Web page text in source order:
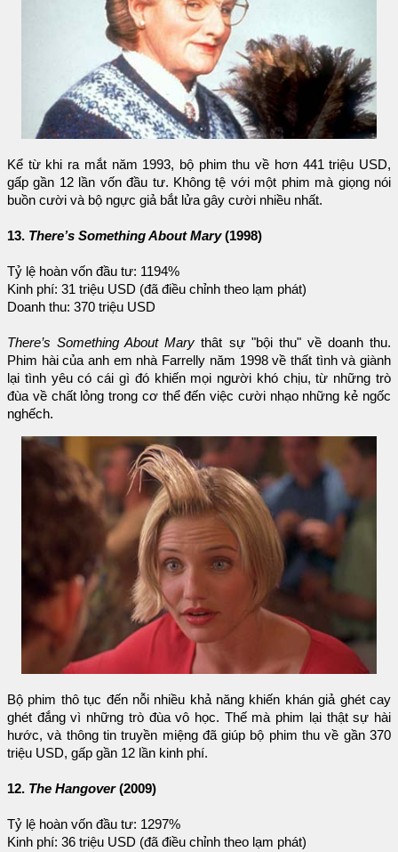
Kể từ khi ra mắt năm 1993, bộ phim thu về hơn 441 triệu USD,
gấp gần 12 lần vốn đầu tư. Không tệ với một phim mà giọng nói
buồn cười và bộ ngực giả bắt lửa gây cười nhiều nhất.
13. There’s Something About Mary(1998)
Tỷ lệ hoàn vốn đầu tư: 1194%
Kinh phí: 31 triệu USD (đã điều chỉnh theo lạm phát)
Doanh thu: 370 triệu USD
There’s Something About Mary thât sự "bội thu" về doanh thu.
Phim hài của anh em nhà Farrelly năm 1998 về thất tình và giành
lại tình yêu có cái gì đó khiến mọi người khó chịu, từ những trò
đùa về chất lỏng trong cơ thể đến việc cười nhạo những kẻ ngốc
nghếch.
Bộ phim thô tục đến nỗi nhiều khả năng khiến khán giả ghét cay
ghét đắng vì những trò đùa vô học. Thế mà phim lại thật sự hài
hước, và thông tin truyền miệng đã giúp bộ phim thu về gần 370
triệu USD, gấp gần 12 lần kinh phí.
12. The Hangover(2009)
Tỷ lệ hoàn vốn đầu tư: 1297%
Kinh phí: 36 triệu USD (đã điều chỉnh theo lạm phát)